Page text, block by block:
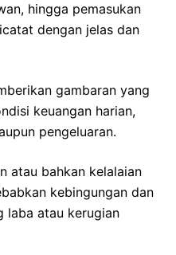
hingga pemasukan
dengan jelas dan
gambaran yang
keuangan harian,
pengeluaran.
atau bahkan kelalaian
kebingungan dan
laba atau kerugian